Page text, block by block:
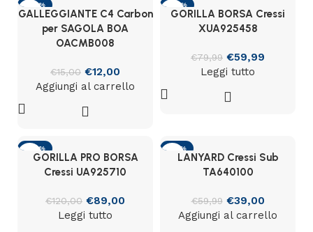
-20%
GALLEGGIANTE C4 Carbon
per SAGOLA BOA
OACMB008
€15,00 €12,00
Aggiungi al carrello
-25%
SOLD OUT
GORILLA BORSA Cressi
XUA925458
€79,99 €59,99
Leggi tutto
-26%
SOLD OUT
GORILLA PRO BORSA
Cressi UA925710
€120,00 €89,00
Leggi tutto
-35%
LANYARD Cressi Sub
TA640100
€59,99 €39,00
Aggiungi al carrello